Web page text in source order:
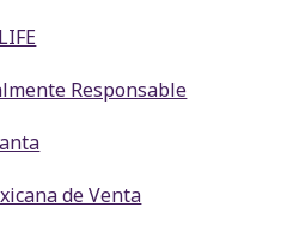
Responsable
de Venta